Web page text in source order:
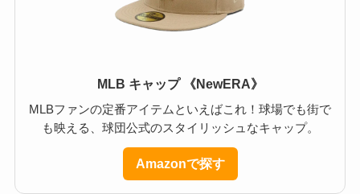
MLB キャップ 《NewERA》
MLBファンの定番アイテムといえばこれ！球場でも街で
も映える、球団公式のスタイリッシュなキャップ。
Amazonで探す